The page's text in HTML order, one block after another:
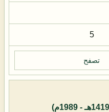
5
تصفح